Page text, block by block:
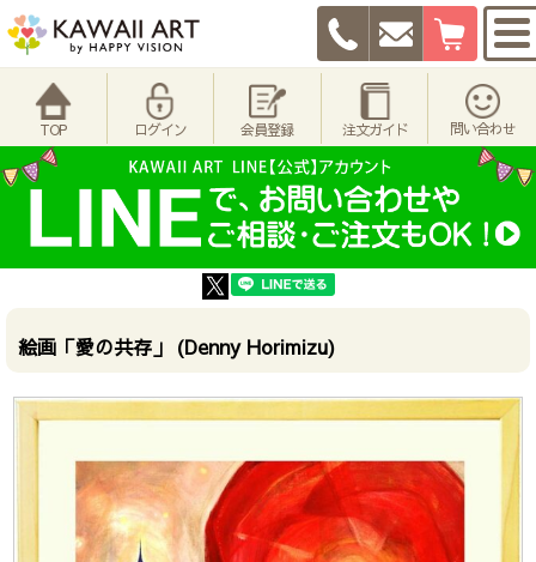
TOP ログイン 会員登録 注文ガイド 問い合わせ
絵画「愛の共存」 (Denny Horimizu)